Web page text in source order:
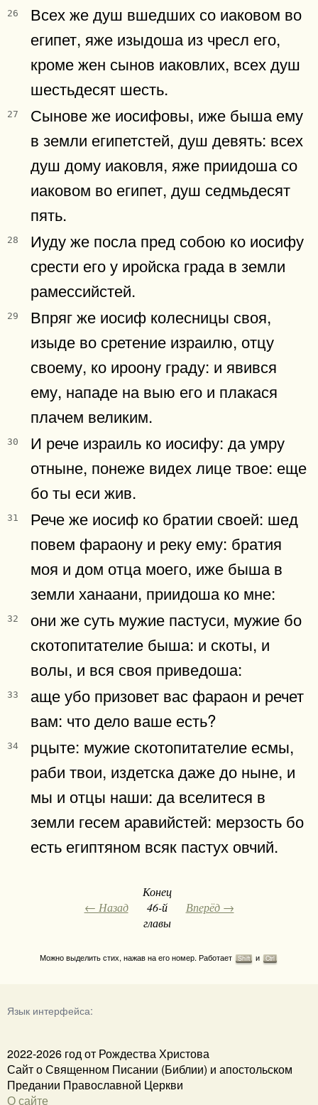
26
Всех же душ вшедших со иаковом во
египет, яже изыдоша из чресл его,
кроме жен сынов иаковлих, всех душ
шестьдесят шесть.
27
Сынове же иосифовы, иже быша ему
в земли египетстей, душ девять: всех
душ дому иаковля, яже приидоша со
иаковом во египет, душ седмьдесят
пять.
28
Иуду же посла пред собою ко иосифу
срести его у иройска града в земли
рамессийстей.
29
Впряг же иосиф колесницы своя,
изыде во сретение израилю, отцу
своему, ко ироону граду: и явився
ему, нападе на выю его и плакася
плачем великим.
30
И рече израиль ко иосифу: да умру
отныне, понеже видех лице твое: еще
бо ты еси жив.
31
Рече же иосиф ко братии своей: шед
повем фараону и реку ему: братия
моя и дом отца моего, иже быша в
земли ханаани, приидоша ко мне:
32
они же суть мужие пастуси, мужие бо
скотопитателие быша: и скоты, и
волы, и вся своя приведоша:
33
аще убо призовет вас фараон и речет
вам: что дело ваше есть?
34
рцыте: мужие скотопитателие есмы,
раби твои, издетска даже до ныне, и
мы и отцы наши: да вселитеся в
земли гесем аравийстей: мерзость бо
есть египтяном всяк пастух овчий.
← Назад
Конец
46-й
главы
Вперёд →
Можно выделить стих, нажав на его номер. Работает Shift и Ctrl
Язык интерфейса:
2022-2026 год от Рождества Христова
Сайт о Священном Писании (Библии) и апостольском
Предании Православной Церкви
О сайте